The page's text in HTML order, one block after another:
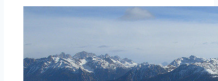
отели,
достопримечательности